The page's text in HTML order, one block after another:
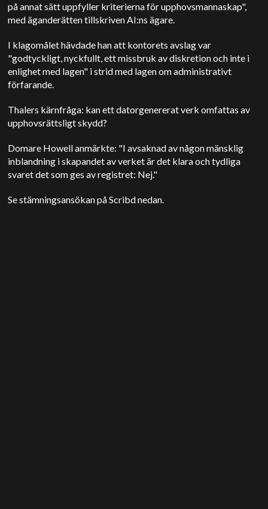
på annat sätt uppfyller kriterierna för upphovsmannaskap",
med äganderätten tillskriven AI:ns ägare.
I klagomålet hävdade han att kontorets avslag var
"godtyckligt, nyckfullt, ett missbruk av diskretion och inte i
enlighet med lagen" i strid med lagen om administrativt
förfarande.
Thalers kärnfråga: kan ett datorgenererat verk omfattas av
upphovsrättsligt skydd?
Domare Howell anmärkte: "I avsaknad av någon mänsklig
inblandning i skapandet av verket är det klara och tydliga
svaret det som ges av registret: Nej."
Se stämningsansökan på Scribd nedan.